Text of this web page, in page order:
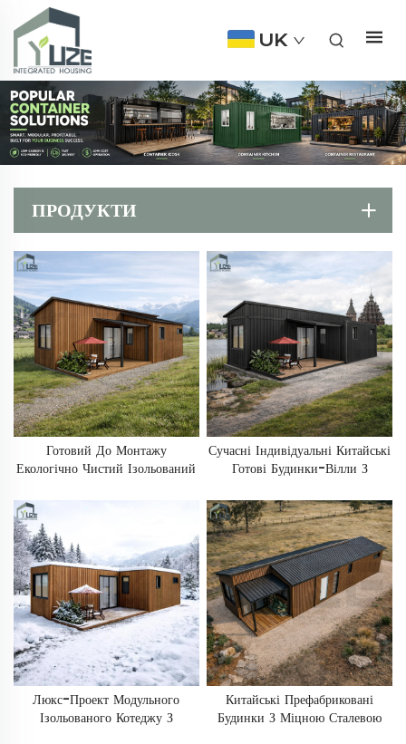
UK
ПРОДУКТИ
Готовий До Монтажу
Екологічно Чистий Ізольований
Проживання З 2–4 Спальнями,
20 Футів / 40 Футів, З
Двосхилим Дахом
Сучасні Індивідуальні Китайські
Готові Будинки-Вілли З
Футів / 20 Футів, З
Двосхилим Дахом Для
Проживання
Люкс-Проект Модульного
Ізольованого Котеджу З
Китайські Префабриковані
Будинки З Міцною Сталевою